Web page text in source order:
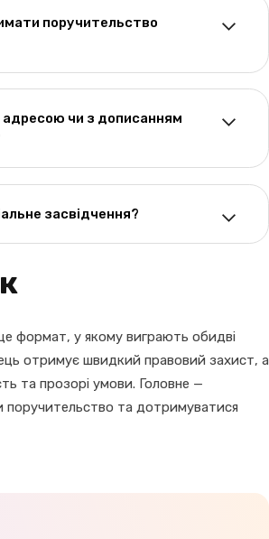
поручительство
чи з дописанням
засвідчення?
формат, у якому виграють обидві
отримує швидкий правовий захист, а
та прозорі умови. Головне —
та дотримуватися